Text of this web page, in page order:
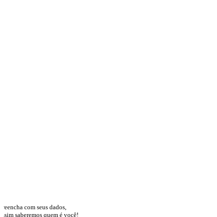
com seus dados,
saberemos quem é você!